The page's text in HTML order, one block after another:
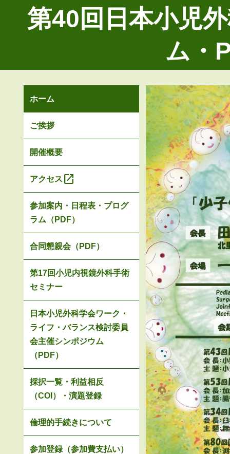
第40回日本小児
ム・
ホーム
ご挨拶
開催概要
アクセス open_in_new
参加案内・日程表・プログ
ラム（PDF）
合同懇親会（PDF）
第17回小児内視鏡外科手術
セミナー
日本小児外科学会ワーク・
ライフ・バランス検討委員
会主催シンポジウム
（PDF）
採択一覧・利益相反
（COI）・演題登録
倫理的手続きについて
参加登録（参加費支払い）